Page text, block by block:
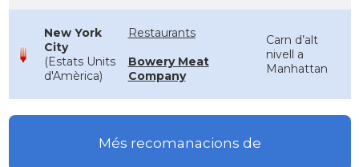
New York
City
(Estats Units
d'Amèrica)
Restaurants
Bowery Meat
Company
Carn d’alt
nivell a
Manhattan
Més recomanacions de